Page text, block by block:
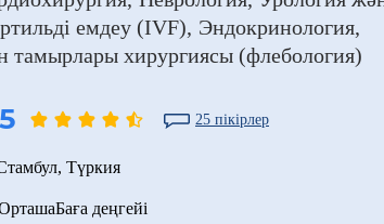
емдеу (IVF) Эндокринология
тамырлары хирургиясы (флебология)
25 пікірлер
, Түркия
Баға деңгейі